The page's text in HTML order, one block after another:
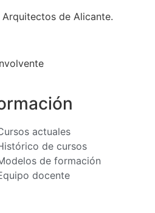
de Alicante.
actuales
de cursos
de formación
docente